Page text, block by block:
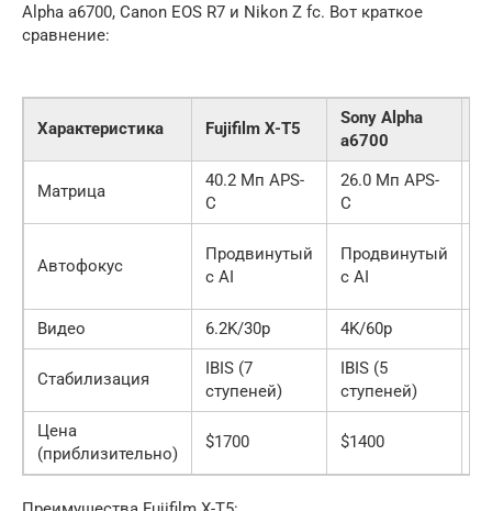
Alpha a6700, Canon EOS R7 и Nikon Z fc. Вот краткое
сравнение:
Характеристика Fujifilm X-T5
Sony Alpha
a6700
Матрица
40.2 Мп APS-
C
26.0 Мп APS-
C
Автофокус
Продвинутый
с AI
Продвинутый
с AI
Видео
6.2K/30p 4K/60p
Стабилизация
IBIS (7
ступеней)
IBIS (5
ступеней)
Цена
(приблизительно)
$1700 $1400